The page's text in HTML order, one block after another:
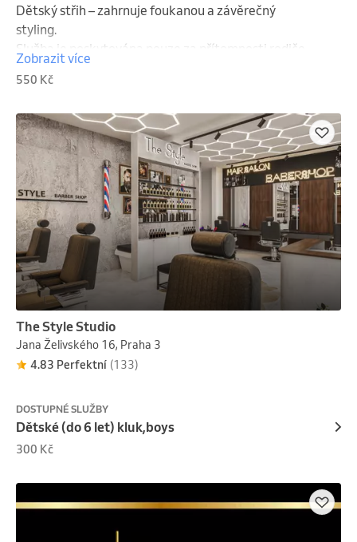
Dětský střih – zahrnuje foukanou a závěrečný
styling.
Služba je poskytována pouze za přítomnosti rodiče.
Kids' haircut – includes blow-dry and final styling.
Service is provided only with parental supervision.
Zobrazit více
550 Kč
The Style Studio
Jana Želivského 16, Praha 3
4.83 Perfektní (133)
DOSTUPNÉ SLUŽBY
Dětské (do 6 let) kluk,boys
300 Kč